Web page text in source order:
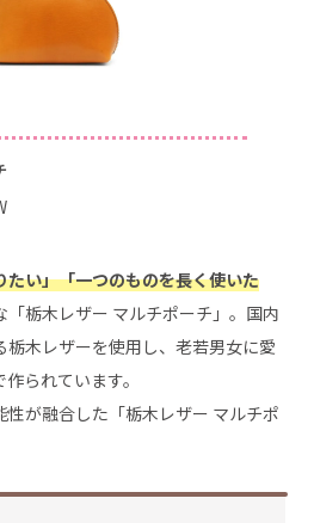
い」「一つのものを長く使いた
「栃木レザー マルチポーチ」。国内
木レザーを使用し、老若男女に愛
られています。
が融合した「栃木レザー マルチポ